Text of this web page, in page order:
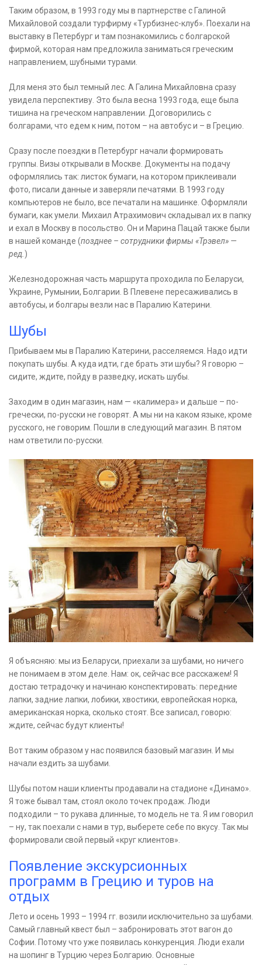
Таким образом, в 1993 году мы в партнерстве с Галиной
Михайловой создали турфирму «Турбизнес-клуб». Поехали на
выставку в Петербург и там познакомились с болгарской
фирмой, которая нам предложила заниматься греческим
направлением, шубными турами.
Для меня это был темный лес. А Галина Михайловна сразу
увидела перспективу. Это была весна 1993 года, еще была
тишина на греческом направлении. Договорились с
болгарами, что едем к ним, потом – на автобус и – в Грецию.
Сразу после поездки в Петербург начали формировать
группы. Визы открывали в Москве. Документы на подачу
оформлялись так: листок бумаги, на котором приклеивали
фото, писали данные и заверяли печатями. В 1993 году
компьютеров не было, все печатали на машинке. Оформляли
бумаги, как умели. Михаил Атрахимович складывал их в папку
и ехал в Москву в посольство. Он и Марина Пацай также были
в нашей команде (позднее – сотрудники фирмы «Трэвел» —
ред.)
Железнодорожная часть маршрута проходила по Беларуси,
Украине, Румынии, Болгарии. В Плевене пересаживались в
автобусы, и болгары везли нас в Паралию Катерини.
Шубы
Прибываем мы в Паралию Катерини, расселяемся. Надо идти
покупать шубы. А куда идти, где брать эти шубы? Я говорю –
сидите, ждите, пойду в разведку, искать шубы.
Заходим в один магазин, нам — «калимера» и дальше – по-
гречески, по-русски не говорят. А мы ни на каком языке, кроме
русского, не говорим. Пошли в следующий магазин. В пятом
нам ответили по-русски.
Я объясняю: мы из Беларуси, приехали за шубами, но ничего
не понимаем в этом деле. Нам: ок, сейчас все расскажем! Я
достаю тетрадочку и начинаю конспектировать: передние
лапки, задние лапки, лобики, хвостики, европейская норка,
американская норка, сколько стоят. Все записал, говорю:
ждите, сейчас будут клиенты!
Вот таким образом у нас появился базовый магазин. И мы
начали ездить за шубами.
Шубы потом наши клиенты продавали на стадионе «Динамо».
Я тоже бывал там, стоял около точек продаж. Люди
подходили – то рукава длинные, то модель не та. Я им говорил
– ну, так поехали с нами в тур, выберете себе по вкусу. Так мы
формировали свой первый «круг клиентов».
Появление экскурсионных
программ в Грецию и туров на
отдых
Лето и осень 1993 – 1994 гг. возили исключительно за шубами.
Самый главный квест был – забронировать этот вагон до
Софии. Потому что уже появилась конкуренция. Люди ехали
на шопинг в Турцию через Болгарию. Основные